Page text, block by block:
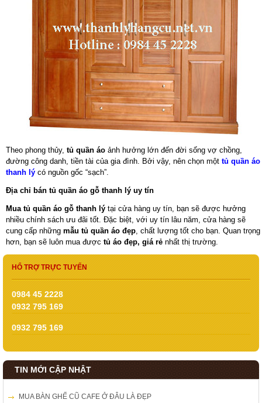
Theo phong thủy, tủ quần áo ảnh hưởng lớn đến đời sống vợ chồng,
đường công danh, tiền tài của gia đình. Bởi vậy, nên chọn một tủ quần áo
thanh lý có nguồn gốc “sạch”.
Địa chỉ bán tủ quần áo gỗ thanh lý uy tín
Mua tủ quần áo gỗ thanh lý tại cửa hàng uy tín, bạn sẽ được hưởng
nhiều chính sách ưu đãi tốt. Đặc biệt, với uy tín lâu năm, cửa hàng sẽ
cung cấp những mẫu tủ quần áo đẹp , chất lượng tốt cho bạn. Quan trọng
hơn, bạn sẽ luôn mua được tủ áo đẹp, giá rẻ nhất thị trường.
HỔ TRỢ TRỰC TUYẾN
0984 45 2228
0932 795 169
0932 795 169
TIN MỚI CẬP NHẬT
MUA BÀN GHẾ CŨ CAFE Ở ĐÂU LÀ ĐẸP